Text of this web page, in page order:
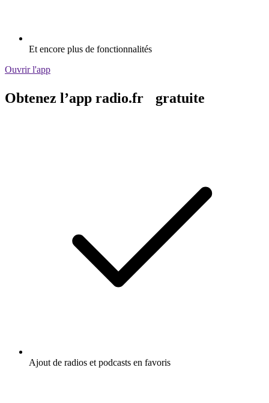
Et encore plus de fonctionnalités
Ouvrir l'app
Obtenez l’app radio.fr gratuite
Ajout de radios et podcasts en favoris